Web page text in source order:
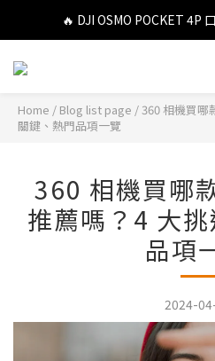
🔥 DJI OSMO POCKET 4P
🔥 Insta360 Luna Ultra 雲
🔥 Insta360 GO Ultra Hello
Home / Blog list page /360 相機買哪
關鍵、熱門品項一覽
360 相機買哪
推薦嗎？4 大
品項
2024-